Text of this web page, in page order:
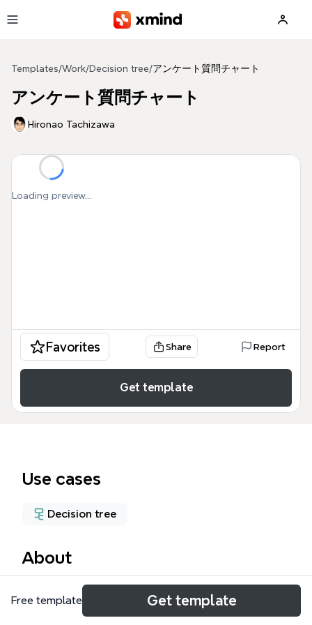
Templates/Work/Decision tree/アンケート質問チャート
アンケート質問チャート
Hironao Tachizawa
Loading preview...
Favorites Share Report
Get template
Use cases
Decision tree
About
アンケート質問チャートは、置き換えダイエット商品
の選定プロセスを視覚化した意思決定フローチャート
Free template Get template